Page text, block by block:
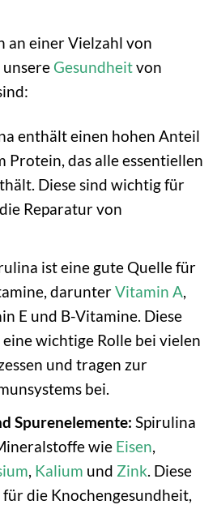
an einer Vielzahl von
Gesundheitvon
enthält einen hohen Anteil
Protein, das alle essentiellen
Diese sind wichtig für
Reparatur von
ist eine gute Quelle für
darunterVitamin A
E und B-Vitamine. Diese
wichtige Rolle bei vielen
und tragen zur
bei.
Spurenelemente: Spirulina
wie Eisen,
, Kalium und Zink. Diese
die Knochengesundheit,